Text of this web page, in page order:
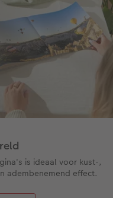
is ideaal voor kust-,
adembenemend effect.